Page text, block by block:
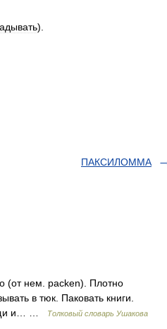
).
ПАКСИЛОММА
(от нем. packen). Плотно
в тюк. Паковать книги.
и… …
Толковый словарь Ушакова